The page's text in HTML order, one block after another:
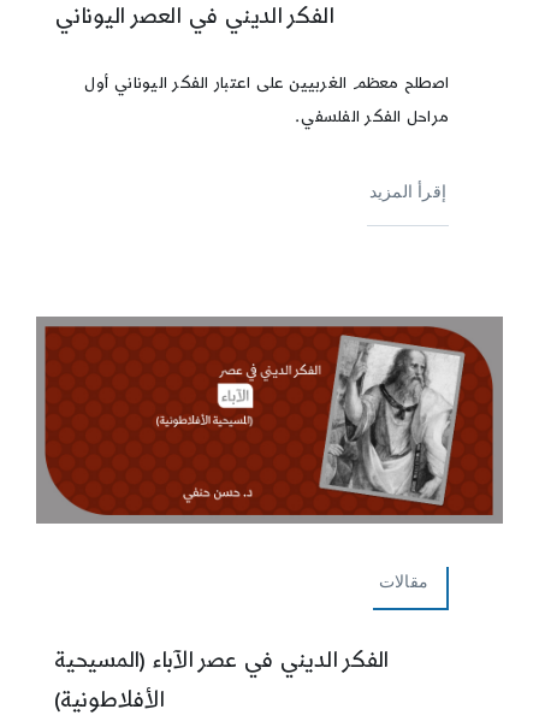
الفكر الديني في العصر اليوناني
اصطلح معظم الغربيين على اعتبار الفكر اليوناني أول
مراحل الفكر الفلسفي.
إقرأ المزيد
مقالات
الفكر الديني في عصر الآباء (المسيحية
الأفلاطونية)